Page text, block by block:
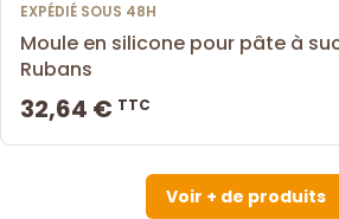
EXPÉDIÉ SOUS 48H
Moule en silicone pour pâte à
Rubans
32,64 € TTC
Voir + de produits